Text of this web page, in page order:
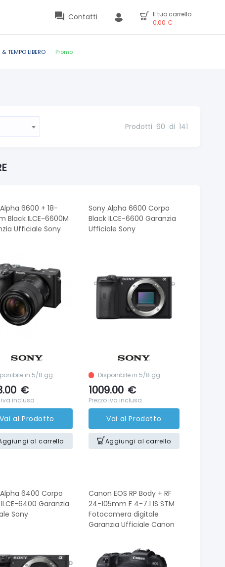
Contatti
Il tuo carrello
0,00 €
TEMPO LIBERO Promo
Prodotti 60 di 141
6600 + 18-
Black ILCE-6600M
Ufficiale Sony
in 5/8 gg
€
iva inclusa
Vai al Prodotto
al carrello
Sony Alpha 6600 Corpo
Black ILCE-6600 Garanzia
Ufficiale Sony
Disponibile in 5/8 gg
1009.00 €
Prezzo iva inclusa
Vai al Prodotto
Aggiungi al carrello
6400 Corpo
6400 Garanzia
Sony
Canon EOS RP Body + RF
24-105mm F 4-7.1 IS STM
Fotocamera digitale
Garanzia Ufficiale Canon